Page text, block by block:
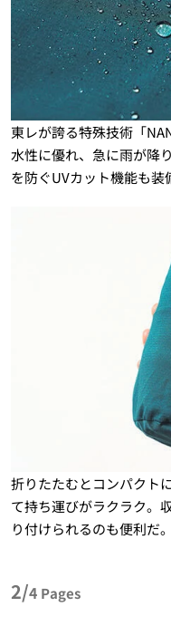
東レが誇る特殊技術「
水性に優れ、急に雨が降
を防ぐUVカット機能も装
折りたたむとコンパクト
て持ち運びがラクラク。
り付けられるのも便利だ。
2/4 Pages